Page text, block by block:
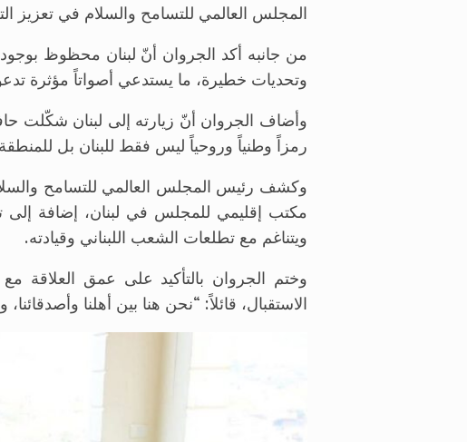
المجلس العالمي للتسامح والسلام في تعزيز
من جانبه أكد الجروان أنّ لبنان محظوظ
وتحديات خطيرة، ما يستدعي أصواتاً مؤثرة
وأضاف الجروان أنّ زيارته إلى لبنان شكّلت
رمزاً وطنياً وروحياً ليس فقط للبنان بل
وكشف رئيس المجلس العالمي للتسامح
مكتب إقليمي للمجلس في لبنان، إضافة إلى
ويتناغم مع تطلعات الشعب اللبناني وقيادته.
وختم الجروان بالتأكيد على عمق العلاقة
الاستقبال، قائلاً: “نحن هنا بين أهلنا وأصدقائنا،